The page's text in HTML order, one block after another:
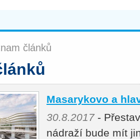
článků
Masarykovo a
30.8.2017-
nádraží bude mít